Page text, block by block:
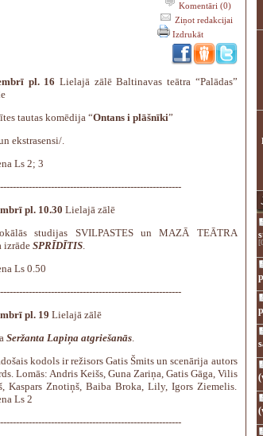
Komentāri (0)
Ziņot redakcijai
Izdrukāt
pl. 16 Lielajā zālē Baltinavas teātra “Palādas”
tautas komēdija “Ontans i plāšnīki”
ekstrasensi/.
Ls 2; 3
pl. 10.30 Lielajā zālē
studijas SVILPASTES un MAZĀ TEĀTRA
izrāde SPRĪDĪTIS.
Ls 0.50
pl. 19 Lielajā zālē
Seržanta Lapiņa atgriešanās.
kodols ir režisors Gatis Šmits un scenārija autors
Lomās: Andris Keišs, Guna Zariņa, Gatis Gāga, Vilis
Kaspars Znotiņš, Baiba Broka, Lily, Igors Ziemelis.
Ls 2